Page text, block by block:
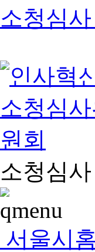
소청심
소청심
서울시